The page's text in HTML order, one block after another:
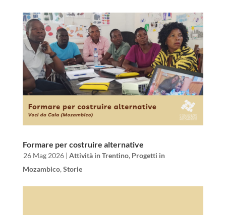
Formare per costruire alternative
26 Mag 2026| Attività in Trentino, Progetti in
Mozambico, Storie